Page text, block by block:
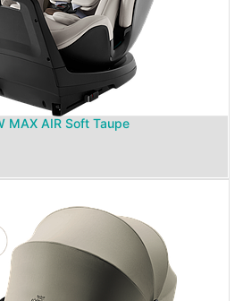
MAX AIR Soft Taupe